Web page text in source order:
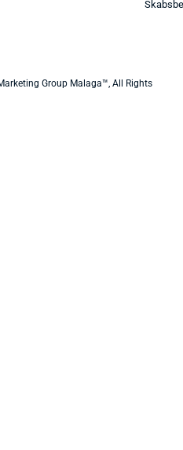
Group Malaga™, All Rights